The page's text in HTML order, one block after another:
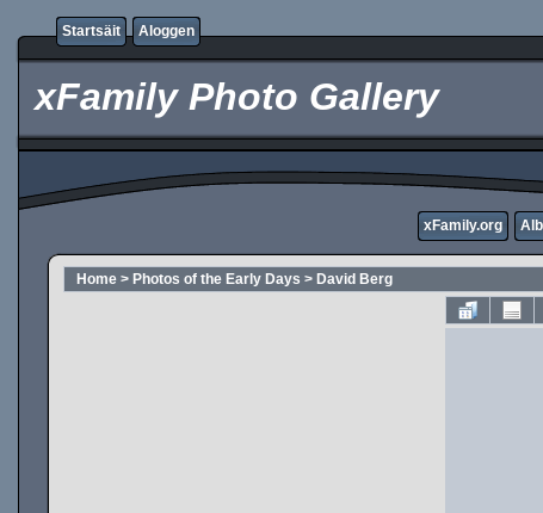
Startsäit Aloggen
xFamily Photo Gallery
xFamily.org
Home > Photos of the Early Days > David Berg